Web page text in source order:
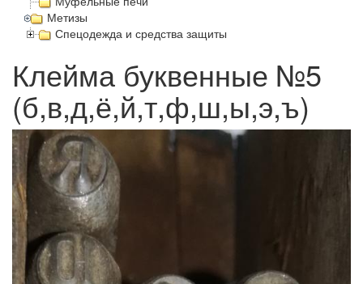
Метизы
Спецодежда и средства защиты
Клейма буквенные №5
(б,в,д,ё,й,т,ф,ш,ы,э,ъ)